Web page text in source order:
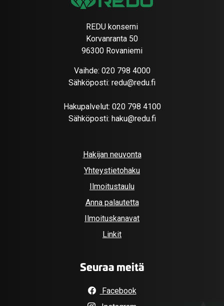
REDU konserni
Korvanranta 50
96300 Rovaniemi
Vaihde: 020 798 4000
Sähköposti: redu@redu.fi
Hakupalvelut: 020 798 4100
Sähköposti: haku@redu.fi
Hakijan neuvonta
Yhteystietohaku
Ilmoitustaulu
Anna palautetta
Ilmoituskanavat
Linkit
Seuraa meitä
Facebook